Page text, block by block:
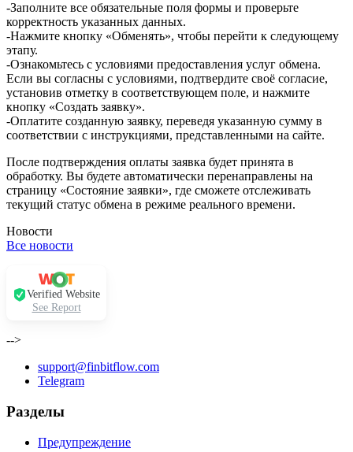
-Заполните все обязательные поля формы и проверьте
корректность указанных данных.
-Нажмите кнопку «Обменять», чтобы перейти к следующему
этапу.
-Ознакомьтесь с условиями предоставления услуг обмена.
Если вы согласны с условиями, подтвердите своё согласие,
установив отметку в соответствующем поле, и нажмите
кнопку «Создать заявку».
-Оплатите созданную заявку, переведя указанную сумму в
соответствии с инструкциями, представленными на сайте.
После подтверждения оплаты заявка будет принята в
обработку. Вы будете автоматически перенаправлены на
страницу «Состояние заявки», где сможете отслеживать
текущий статус обмена в режиме реального времени.
Новости
Все новости
Verified Website
See Report
-->
support@finbitflow.com
Telegram
Разделы
Предупреждение